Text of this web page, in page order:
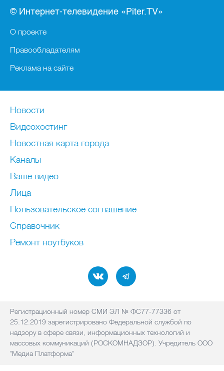
© Интернет-телевидение «Piter.TV»
О проекте
Правообладателям
Реклама на сайте
Новости
Видеохостинг
Новостная карта города
Каналы
Ваше видео
Лица
Пользовательское соглашение
Справочник
Ремонт нoутбуков
Регистрационный номер СМИ ЭЛ № ФС77-77336 от
25.12.2019 зарегистрировано Федеральной службой по
надзору в сфере связи, информационных технологий и
массовых коммуникаций (РОСКОМНАДЗОР). Учредитель ООО
"Медиа Платформа"